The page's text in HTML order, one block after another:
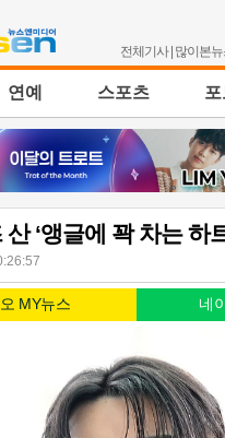
전체기사| 많이본
연예 스포츠 포
‘앵글에 꽉 차는 하
MY뉴스 네